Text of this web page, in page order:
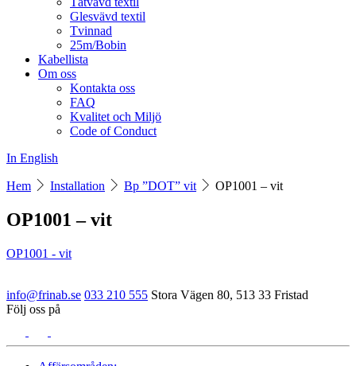
Glesvävd textil
Tvinnad
25m/Bobin
Kabellista
Om oss
Kontakta oss
FAQ
Kvalitet och Miljö
Code of Conduct
In English
Hem Installation Bp ”DOT” vit OP1001 – vit
OP1001 – vit
OP1001 - vit
info@frinab.se 033 210 555 Stora Vägen 80, 513 33 Fristad
Följ oss på